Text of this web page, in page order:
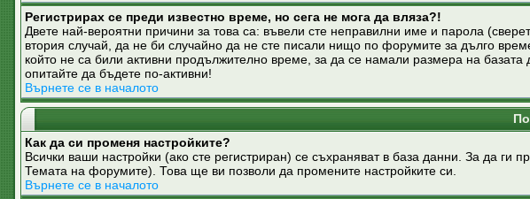
Регистрирах се преди известно време, но сега не мога да вляза?!
Двете най-вероятни причини за това са: въвели сте неправилни име и парола
втория случай, да не би случайно да не сте писали нищо по форумите за дълго
който не са били активни продължително време, за да се намали размера на
опитайте да бъдете по-активни!
Върнете се в началото
Как да си променя настройките?
Всички ваши настройки (ако сте регистриран) се съхраняват в база данни. За да ги
Темата на форумите). Това ще ви позволи да промените настройките си.
Върнете се в началото